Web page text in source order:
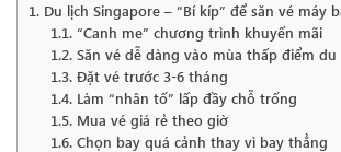
Du lịch Singapore – “Bí kíp” để săn vé máy
“Canh me” chương trình khuyến mãi
Săn vé dễ dàng vào mùa thấp điểm du
Đặt vé trước 3-6 tháng
Làm “nhân tố” lấp đầy chỗ trống
Mua vé giá rẻ theo giờ
Chọn bay quá cảnh thay vì bay thẳng